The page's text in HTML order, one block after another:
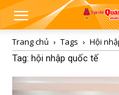
Trang chủ Tags
Hội
Tag: hội nhập quốc tế